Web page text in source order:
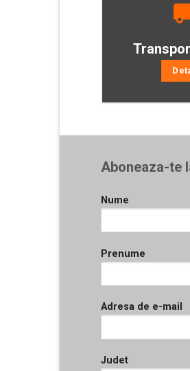
Aboneaza-te
Nume
Prenume
Adresa de e-mail
Judet